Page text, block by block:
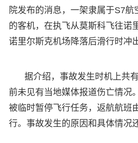
院发布的消息，一架隶属于S7航
的客机，在执飞从莫斯科飞往诺
诺里尔斯克机场降落后滑行时冲
据介绍，事故发生时机上共
前未见有当地媒体报道伤亡情况
被临时暂停飞行任务，返航航班
行。事故发生的原因和具体情况